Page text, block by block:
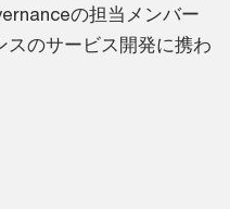
の担当メンバー
スのサービス開発に携わ